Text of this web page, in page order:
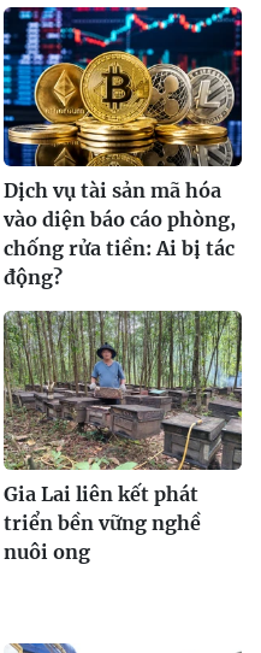
Dịch vụ tài sản mã hóa
vào diện báo cáo phòng,
chống rửa tiền: Ai bị tác
động?
Gia Lai liên kết phát
triển bền vững nghề
nuôi ong